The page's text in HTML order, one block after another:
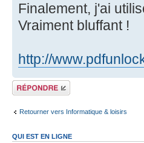
Finalement, j'ai
Vraiment bluffant !
http://
Répondre
Retourner vers Informatique & loisirs
QUI EST EN LIGNE